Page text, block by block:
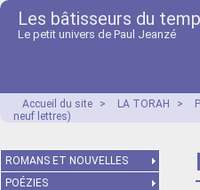
Les bâtisseurs du
Le petit univers de Paul Jeanzé
Accueil du site > LA TORAH >
neuf lettres)
ROMANS ET NOUVELLES
POÉZIES